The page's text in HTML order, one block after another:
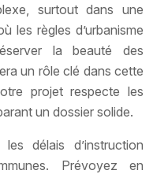
surtout dans une
les règles d’urbanisme
la beauté des
un rôle clé dans cette
projet respecte les
un dossier solide.
délais d’instruction
Prévoyez en